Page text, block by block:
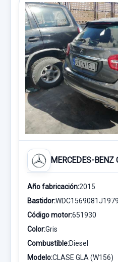
MERCEDES-BENZ
Año fabricación:2015
Bastidor:
Código motor:651930
Color:Gris
Combustible:Diesel
Modelo:CLASE GLA (W156)